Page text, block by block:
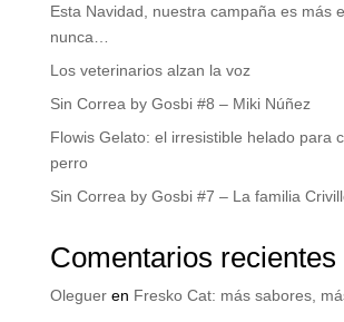
Esta Navidad, nuestra campaña es más
nunca…
Los veterinarios alzan la voz
Sin Correa by Gosbi #8 – Miki Núñez
Flowis Gelato: el irresistible helado para
perro
Sin Correa by Gosbi #7 – La familia
Comentarios recientes
Olegueren Fresko Cat: más sabores,